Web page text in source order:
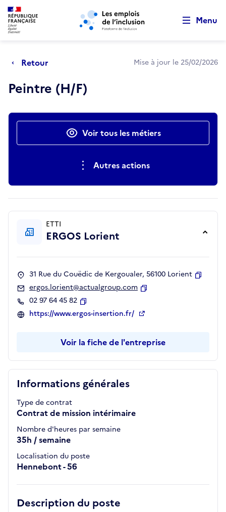
Aller au menu principal Aller au contenu principal
Menu
Retour Mise à jour le 25/02/2026
Peintre (H/F)
Actions rapidesVoir tous les métiers
Autres actions
Informations générales
Type de contrat
Contrat de mission intérimaire
Nombre d'heures par semaine
35h / semaine
Localisation du poste
Hennebont - 56
Description du poste
ETTI
ERGOS Lorient
31 Rue du Couëdic de Kergoualer, 56100 Lorient
ergos.lorient@actualgroup.com
02 97 64 45 82
Copier
https://www.ergos-insertion.fr/
Voir la fiche de l'entreprise
Retour au début de la page
Panneau de gestion des cookies